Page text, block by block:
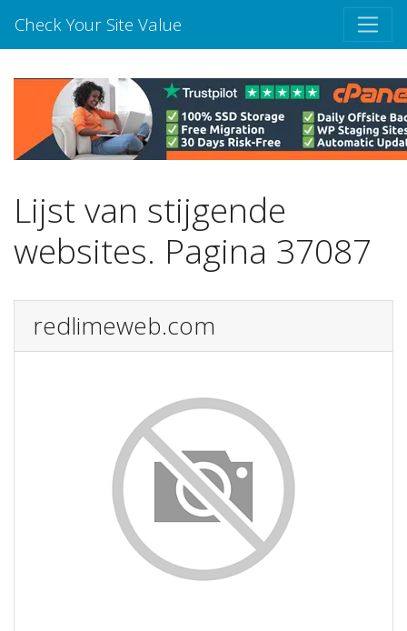
Check Your Site Value
Lijst van stijgende
websites. Pagina 37087
redlimeweb.com